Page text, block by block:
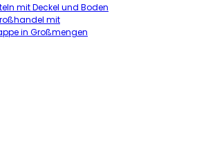
mit Deckel und Boden
mit
in Großmengen